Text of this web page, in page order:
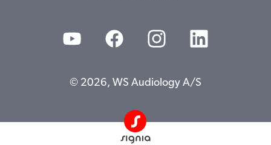
© 2026, WS Audiology A/S